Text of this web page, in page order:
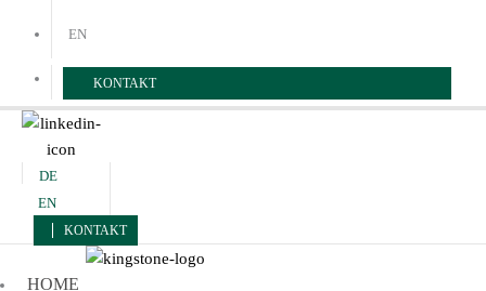
EN
KONTAKT
DE
EN
KONTAKT
HOME